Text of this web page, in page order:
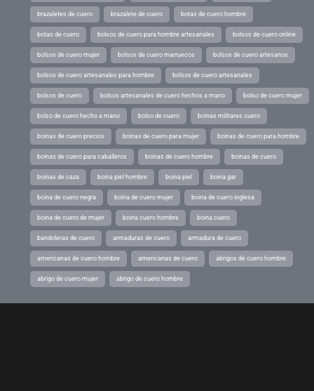
brazaletes de cuero brazalete de cuero botas de cuero hombre
botas de cuero bolsos de cuero para hombre artesanales bolsos de cuero online
bolsos de cuero mujer bolsos de cuero marruecos bolsos de cuero artesanos
bolsos de cuero artesanales para hombre bolsos de cuero artesanales
bolsos de cuero bolsos artesanales de cuero hechos a mano bolso de cuero mujer
bolso de cuero hecho a mano bolso de cuero boinas militares cuero
boinas de cuero precios boinas de cuero para mujer boinas de cuero para hombre
boinas de cuero para caballeros boinas de cuero hombre boinas de cuero
boinas de caza boina piel hombre boina piel boina gar
boina de cuero negra boina de cuero mujer boina de cuero inglesa
boina de cuero de mujer boina cuero hombre boina cuero
bandoleras de cuero armaduras de cuero armadura de cuero
americanas de cuero hombre americanas de cuero abrigos de cuero hombre
abrigo de cuero mujer abrigo de cuero hombre